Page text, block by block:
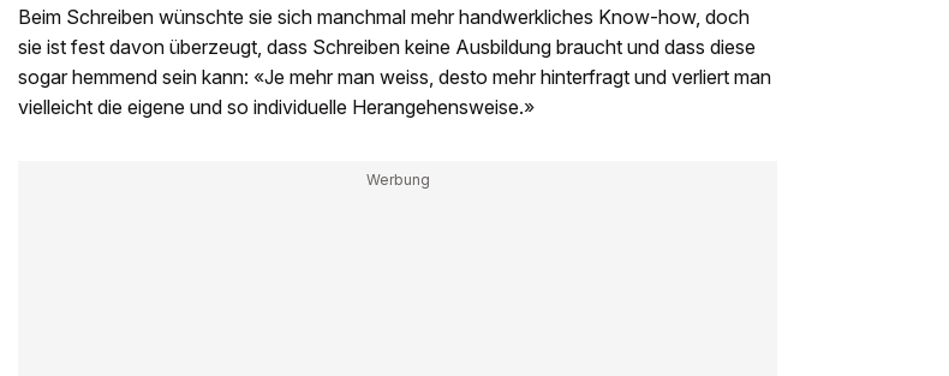
Beim Schreiben wünschte sie sich manchmal mehr handwerkliches Know-how, doch
sie ist fest davon überzeugt, dass Schreiben keine Ausbildung braucht und dass diese
sogar hemmend sein kann: «Je mehr man weiss, desto mehr hinterfragt und verliert man
vielleicht die eigene und so individuelle Herangehensweise.»